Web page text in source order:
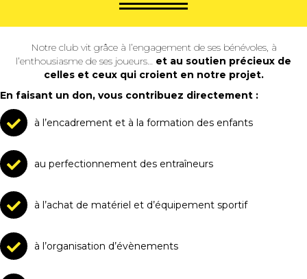
Notre club vit grâce à l’engagement de ses bénévoles, à
l’enthousiasme de ses joueurs… et au soutien précieux de
celles et ceux qui croient en notre projet.
En faisant un don, vous contribuez directement :
à l’encadrement et à la formation des enfants
au perfectionnement des entraîneurs
à l’achat de matériel et d’équipement sportif
à l’organisation d’évènements